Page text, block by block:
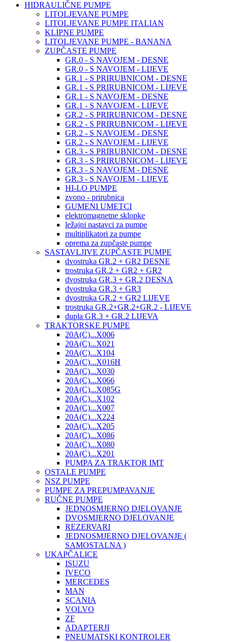
HIDRAULIČNE PUMPE
LITOLJEVANE PUMPE
LITOLJEVANE PUMPE ITALIAN
KLIPNE PUMPE
LITOLJEVANE PUMPE - BANANA
ZUPČASTE PUMPE
GR.0 - S NAVOJEM - DESNE
GR.0 - S NAVOJEM - LIJEVE
GR.1 - S PRIRUBNICOM - DESNE
GR.1 - S PRIRUBNICOM - LIJEVE
GR.1 - S NAVOJEM - DESNE
GR.1 - S NAVOJEM - LIJEVE
GR.2 - S PRIRUBNICOM - DESNE
GR.2 - S PRIRUBNICOM - LIJEVE
GR.2 - S NAVOJEM - DESNE
GR.2 - S NAVOJEM - LIJEVE
GR.3 - S PRIRUBNICOM - DESNE
GR.3 - S PRIRUBNICOM - LIJEVE
GR.3 - S NAVOJEM - DESNE
GR.3 - S NAVOJEM - LIJEVE
HI-LO PUMPE
zvono - prirubnica
GUMENI UMETCI
elektromagnetne sklopke
ležajni nastavci za pumpe
multiplikatori za pumpe
oprema za zupčaste pumpe
SASTAVLJIVE ZUPČASTE PUMPE
dvostruka GR.2 + GR2 DESNE
trostruka GR.2 + GR2 + GR2
dvostruka GR.3 + GR.2 DESNA
dvostruka GR.3 + GR3
dvostruka GR.2 + GR2 LIJEVE
trostruka GR.2+GR.2+GR.2 - LIJEVE
dupla GR.3 + GR.2 LIJEVA
TRAKTORSKE PUMPE
20A(C)...X006
20A(C)...X021
20A(C)...X104
20A(C)...X016H
20A(C)...X030
20A(C)...X066
20A(C)...X085G
20A(C)...X102
20A(C)...X007
20A(C)...X224
20A(C)...X205
20A(C)...X086
20A(C)...X080
20A(C)...X201
PUMPA ZA TRAKTOR IMT
OSTALE PUMPE
NSZ PUMPE
PUMPE ZA PREPUMPAVANJE
RUČNE PUMPE
JEDNOSMJERNO DJELOVANJE
DVOSMJERNO DJELOVANJE
REZERVARI
JEDNOSMJERNO DJELOVANJE (
SAMOSTALNA )
UKAPČALICE
ISUZU
IVECO
MERCEDES
MAN
SCANIA
VOLVO
ZF
ADAPTERJI
PNEUMATSKI KONTROLER